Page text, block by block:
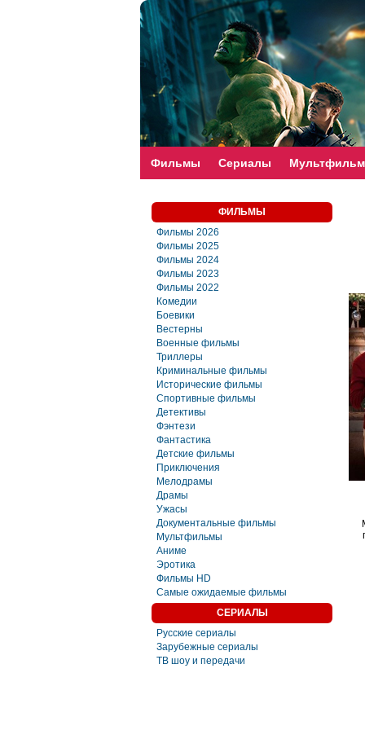
faste-torrent.com
Фильмы Сериалы
ФИЛЬМЫ
Фильмы 2026
Фильмы 2025
Фильмы 2024
Фильмы 2023
Фильмы 2022
Комедии
Боевики
Вестерны
Военные фильмы
Триллеры
Криминальные фильмы
Исторические фильмы
Спортивные фильмы
Детективы
Фэнтези
Фaнтастика
Детские фильмы
Приключения
Мелодрамы
Драмы
Ужасы
Документальные фильмы
Мультфильмы
Аниме
Эротика
Фильмы HD
Самые ожидаемые фильмы
СЕРИАЛЫ
Русские сериалы
Зарубежные сериалы
ТВ шоу и передачи